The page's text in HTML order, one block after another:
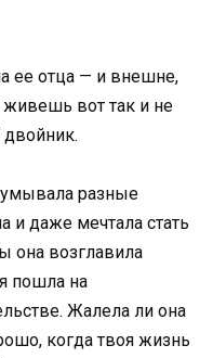
ее отца — и внешне,
вот так и не
двойник.
разные
и даже мечтала стать
она возглавила
пошла на
Жалела ли она
когда твоя жизнь